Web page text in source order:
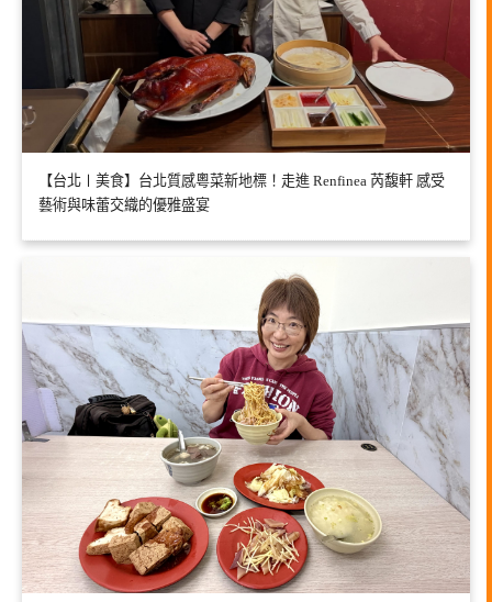
【台北〡美食】台北質感粵菜新地標！走進 Renfinea 芮馥軒 感受
藝術與味蕾交織的優雅盛宴